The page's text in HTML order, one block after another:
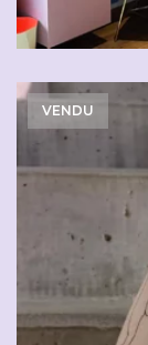
VENDU